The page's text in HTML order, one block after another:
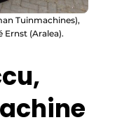
Tuinmachines),
Ernst (Aralea).